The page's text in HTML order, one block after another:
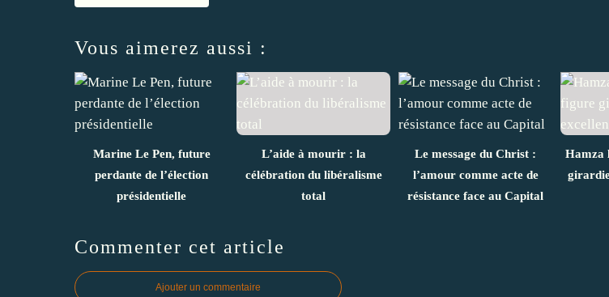
Vous aimerez aussi :
Marine Le Pen, future
perdante de l’élection
présidentielle
L’aide à mourir : la
célébration du libéralisme
total
Le message du Christ :
l’amour comme acte de
résistance face au Capital
Hamza
Commenter cet article
Ajouter un commentaire